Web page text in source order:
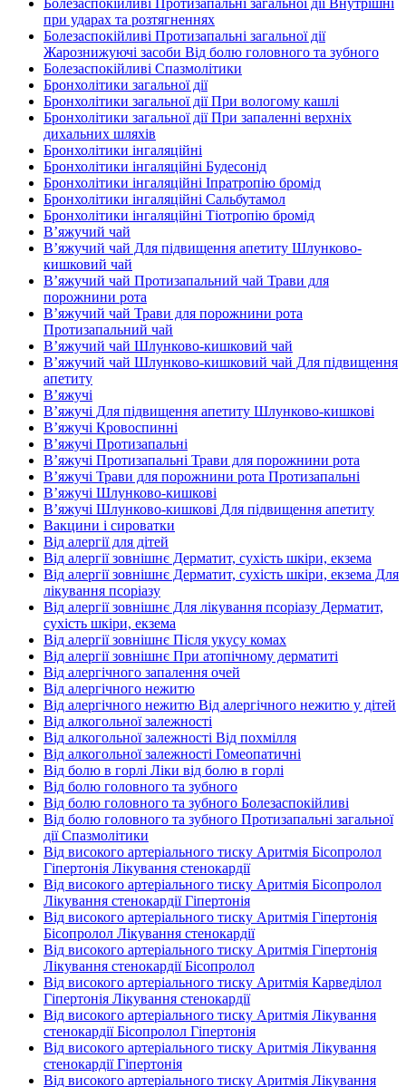
при ударах та розтягненнях
Болезаспокійливі Протизапальні загальної дії
Жарознижуючі засоби Від болю головного та зубного
Болезаспокійливі Спазмолітики
Бронхолітики загальної дії
Бронхолітики загальної дії При вологому кашлі
Бронхолітики загальної дії При запаленні верхніх
дихальних шляхів
Бронхолітики інгаляційні
Бронхолітики інгаляційні Будесонід
Бронхолітики інгаляційні Іпратропію бромід
Бронхолітики інгаляційні Сальбутамол
Бронхолітики інгаляційні Тіотропію бромід
В’яжучий чай
В’яжучий чай Для підвищення апетиту Шлунково-
кишковий чай
В’яжучий чай Протизапальний чай Трави для
порожнини рота
В’яжучий чай Трави для порожнини рота
Протизапальний чай
В’яжучий чай Шлунково-кишковий чай
В’яжучий чай Шлунково-кишковий чай Для підвищення
апетиту
В’яжучі
В’яжучі Для підвищення апетиту Шлунково-кишкові
В’яжучі Кровоспинні
В’яжучі Протизапальні
В’яжучі Протизапальні Трави для порожнини рота
В’яжучі Трави для порожнини рота Протизапальні
В’яжучі Шлунково-кишкові
В’яжучі Шлунково-кишкові Для підвищення апетиту
Вакцини і сироватки
Від алергії для дітей
Від алергії зовнішнє Дерматит, сухість шкіри, екзема
Від алергії зовнішнє Дерматит, сухість шкіри, екзема Для
лікування псоріазу
Від алергії зовнішнє Для лікування псоріазу Дерматит,
сухість шкіри, екзема
Від алергії зовнішнє Після укусу комах
Від алергії зовнішнє При атопічному дерматиті
Від алергічного запалення очей
Від алергічного нежитю
Від алергічного нежитю Від алергічного нежитю у дітей
Від алкогольної залежності
Від алкогольної залежності Від похмілля
Від алкогольної залежності Гомеопатичні
Від болю в горлі Ліки від болю в горлі
Від болю головного та зубного
Від болю головного та зубного Болезаспокійливі
Від болю головного та зубного Протизапальні загальної
дії Спазмолітики
Від високого артеріального тиску Аритмія Бісопролол
Гіпертонія Лікування стенокардії
Від високого артеріального тиску Аритмія Бісопролол
Лікування стенокардії Гіпертонія
Від високого артеріального тиску Аритмія Гіпертонія
Бісопролол Лікування стенокардії
Від високого артеріального тиску Аритмія Гіпертонія
Лікування стенокардії Бісопролол
Від високого артеріального тиску Аритмія Карведілол
Гіпертонія Лікування стенокардії
Від високого артеріального тиску Аритмія Лікування
стенокардії Бісопролол Гіпертонія
Від високого артеріального тиску Аритмія Лікування
стенокардії Гіпертонія
Від високого артеріального тиску Аритмія Лікування